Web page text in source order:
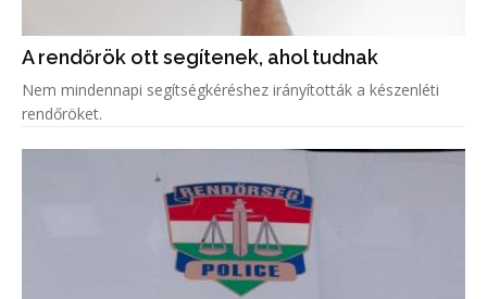
A rendőrök ott segítenek, ahol tudnak
Nem mindennapi segítségkéréshez irányították a készenléti
rendőröket.